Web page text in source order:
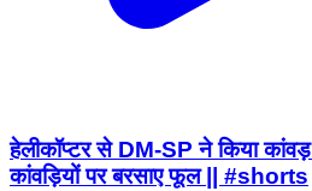
हेलीकॉप्टर से DM-SP ने किया कांवड़
कांवड़ियों पर बरसाए फूल || #shorts